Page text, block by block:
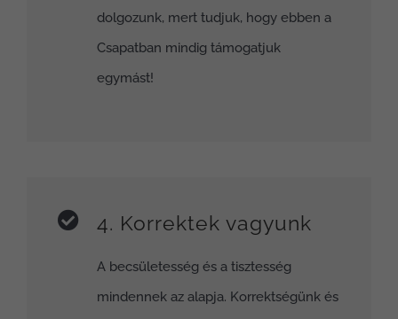
dolgozunk, mert tudjuk, hogy ebben a
Csapatban mindig támogatjuk
egymást!
4. Korrektek vagyunk
A becsületesség és a tisztesség
mindennek az alapja. Korrektségünk és